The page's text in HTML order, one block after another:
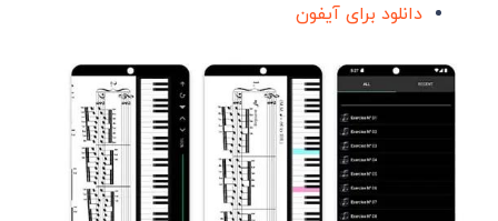
دانلود برای آیفون